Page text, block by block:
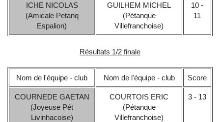
ICHE NICOLAS
(Amicale Petanq
Espalion)
GUILHEM MICHEL
(Pétanque
Villefranchoise)
10 -
11
Résultats 1/2 finale
Nom de l'équipe - club Nom de l'équipe - club Score
COURNEDE GAETAN
(Joyeuse Pét
Livinhacoise)
COURTOIS ERIC
(Pétanque
Villefranchoise)
3 - 13